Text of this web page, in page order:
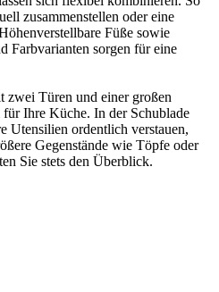
zusammenstellen oder eine
Füße sowie
Farbvarianten sorgen für eine
zwei Türen und einer großen
Ihre Küche. In der Schublade
Utensilien ordentlich verstauen,
Gegenstände wie Töpfe oder
Sie stets den Überblick.